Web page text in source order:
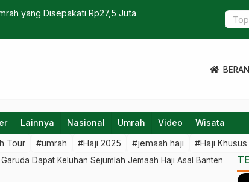
yang Disepakati Rp27,5 Juta
Tekankan
Lainnya Nasional Umrah Video Wisata
Tour #umrah #Haji 2025 #jemaah haji #Haji Khusus
Dapat Keluhan Sejumlah Jemaah Haji Asal Banten